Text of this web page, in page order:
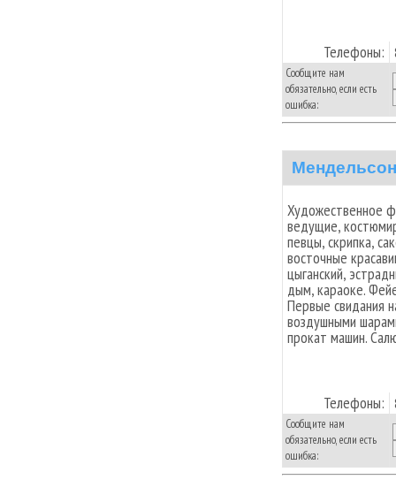
Телефоны:
Сообщите нам
обязательно, если есть
ошибка:
Художественное
ведущие,
певцы, скрипка,
восточные
цыганский,
дым, караоке.
Первые свидания
воздушными
прокат машин.
Телефоны:
Сообщите нам
обязательно, если есть
ошибка: